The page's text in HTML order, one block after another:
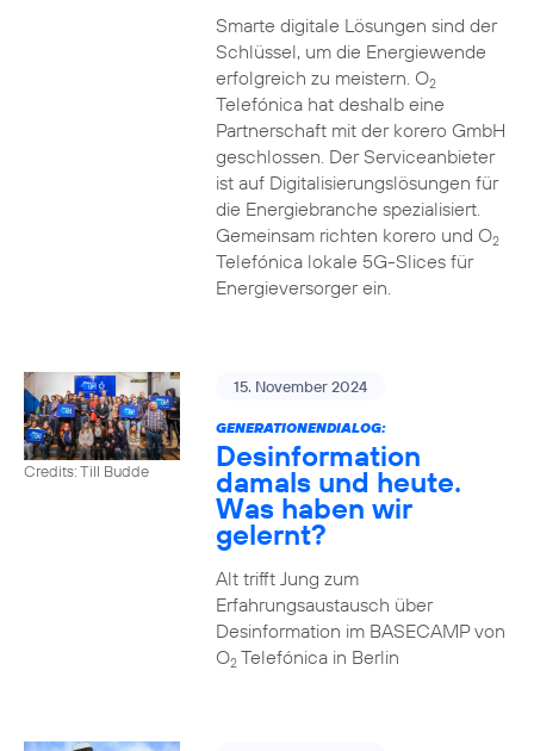
Smarte digitale Lösungen sind der
Schlüssel, um die Energiewende
erfolgreich zu meistern. O2
Telefónica hat deshalb eine
Partnerschaft mit der korero GmbH
geschlossen. Der Serviceanbieter
ist auf Digitalisierungslösungen für
die Energiebranche spezialisiert.
Gemeinsam richten korero und O2
Telefónica lokale 5G-Slices für
Energieversorger ein.
Credits: Till Budde
15. November 2024
GENERATIONENDIALOG:
Desinformation
damals und heute.
Was haben wir
gelernt?
Alt trifft Jung zum
Erfahrungsaustausch über
Desinformation im BASECAMP von
O2Telefónica in Berlin